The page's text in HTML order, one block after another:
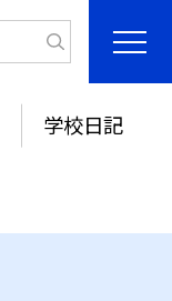
学校日記